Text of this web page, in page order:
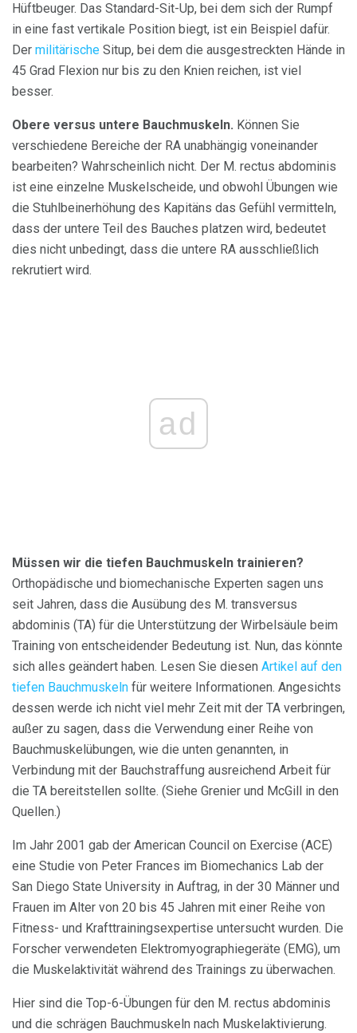
Hüftbeuger. Das Standard-Sit-Up, bei dem sich der Rumpf
in eine fast vertikale Position biegt, ist ein Beispiel dafür.
Der militärische Situp, bei dem die ausgestreckten Hände in
45 Grad Flexion nur bis zu den Knien reichen, ist viel
besser.
Obere versus untere Bauchmuskeln. Können Sie
verschiedene Bereiche der RA unabhängig voneinander
bearbeiten? Wahrscheinlich nicht. Der M. rectus abdominis
ist eine einzelne Muskelscheide, und obwohl Übungen wie
die Stuhlbeinerhöhung des Kapitäns das Gefühl vermitteln,
dass der untere Teil des Bauches platzen wird, bedeutet
dies nicht unbedingt, dass die untere RA ausschließlich
rekrutiert wird.
ad
Müssen wir die tiefen Bauchmuskeln trainieren?
Orthopädische und biomechanische Experten sagen uns
seit Jahren, dass die Ausübung des M. transversus
abdominis (TA) für die Unterstützung der Wirbelsäule beim
Training von entscheidender Bedeutung ist. Nun, das könnte
sich alles geändert haben. Lesen Sie diesen Artikel auf den
tiefen Bauchmuskeln für weitere Informationen. Angesichts
dessen werde ich nicht viel mehr Zeit mit der TA verbringen,
außer zu sagen, dass die Verwendung einer Reihe von
Bauchmuskelübungen, wie die unten genannten, in
Verbindung mit der Bauchstraffung ausreichend Arbeit für
die TA bereitstellen sollte. (Siehe Grenier und McGill in den
Quellen.)
Im Jahr 2001 gab der American Council on Exercise (ACE)
eine Studie von Peter Frances im Biomechanics Lab der
San Diego State University in Auftrag, in der 30 Männer und
Frauen im Alter von 20 bis 45 Jahren mit einer Reihe von
Fitness- und Krafttrainingsexpertise untersucht wurden. Die
Forscher verwendeten Elektromyographiegeräte (EMG), um
die Muskelaktivität während des Trainings zu überwachen.
Hier sind die Top-6-Übungen für den M. rectus abdominis
und die schrägen Bauchmuskeln nach Muskelaktivierung.